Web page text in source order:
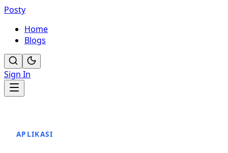
Posty
Home
Blogs
Sign In
APLIKASI